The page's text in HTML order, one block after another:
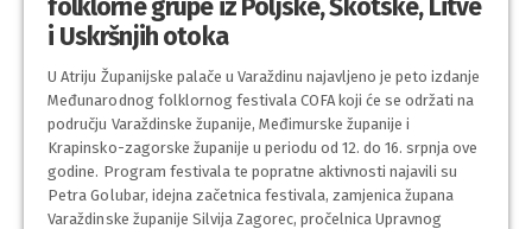
folklorne grupe iz Poljske, Škotske, Litve
i Uskršnjih otoka
U Atriju Županijske palače u Varaždinu najavljeno je peto izdanje
Međunarodnog folklornog festivala COFA koji će se održati na
području Varaždinske županije, Međimurske županije i
Krapinsko-zagorske županije u periodu od 12. do 16. srpnja ove
godine. Program festivala te popratne aktivnosti najavili su
Petra Golubar, idejna začetnica festivala, zamjenica župana
Varaždinske županije Silvija Zagorec, pročelnica Upravnog